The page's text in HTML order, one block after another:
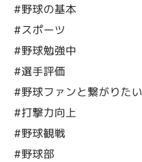
#野球の基本
#スポーツ
#野球勉強中
#選手評価
#野球ファンと繋がりたい
#打撃力向上
#野球観戦
#野球部